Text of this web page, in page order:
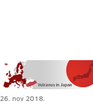
26. nov 2018.